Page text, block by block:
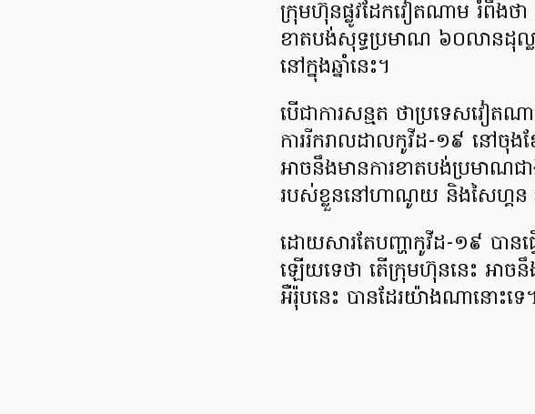
ក្រុមហ៊ុន​ផ្លូវដែកវៀតណាម រំពឹង​ថា
ខាតបង់​​សុទ្ធ​ប្រមាណ ៦០លាន​ដុល្ល
នៅក្នុងឆ្នាំនេះ។
បើ​ជាការសន្មត ថាប្រទេសវៀតណ
ការរីករាលដាល​កូវីដ-១៩ នៅចុង
អាចនឹង​មានការខាតបង់​ប្រមាណ
របស់ខ្លួន​នៅ​ហាណូយ និងសៃហ្គន
ដោយសារតែបញ្ហា​កូវីដ-១៩ បានធ្
ឡើយទេថា តើ​ក្រុមហ៊ុននេះ អាចនឹង​
អឺរ៉ុបនេះ បានដែរយ៉ាងណានោះទេ